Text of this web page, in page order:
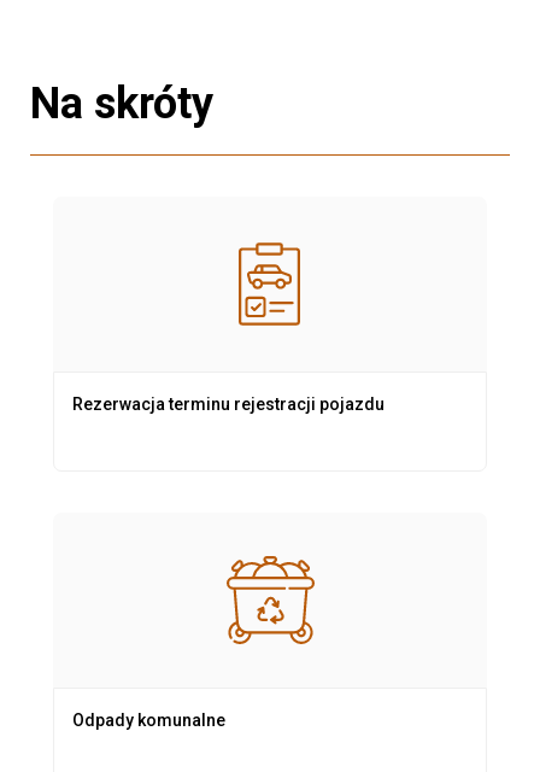
Na skróty
Rezerwacja terminu rejestracji pojazdu
Odpady komunalne